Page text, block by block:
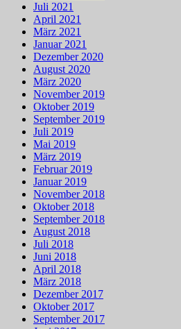
Juli 2021
April 2021
März 2021
Januar 2021
Dezember 2020
August 2020
März 2020
November 2019
Oktober 2019
September 2019
Juli 2019
Mai 2019
März 2019
Februar 2019
Januar 2019
November 2018
Oktober 2018
September 2018
August 2018
Juli 2018
Juni 2018
April 2018
März 2018
Dezember 2017
Oktober 2017
September 2017